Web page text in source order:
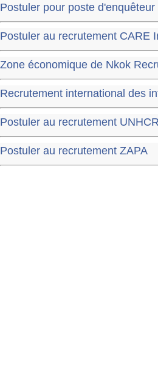
Postuler pour poste
Postuler au recrutement CARE
Zone économique de Nkok
Recrutement international des
Postuler au recrutement
Postuler au recrutement ZAPA